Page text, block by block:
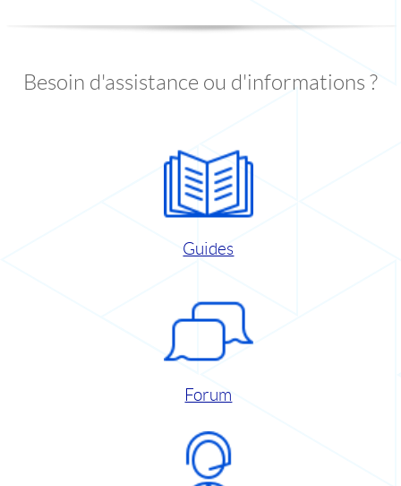
Besoin d'assistance ou d'informations ?
Guides
Forum